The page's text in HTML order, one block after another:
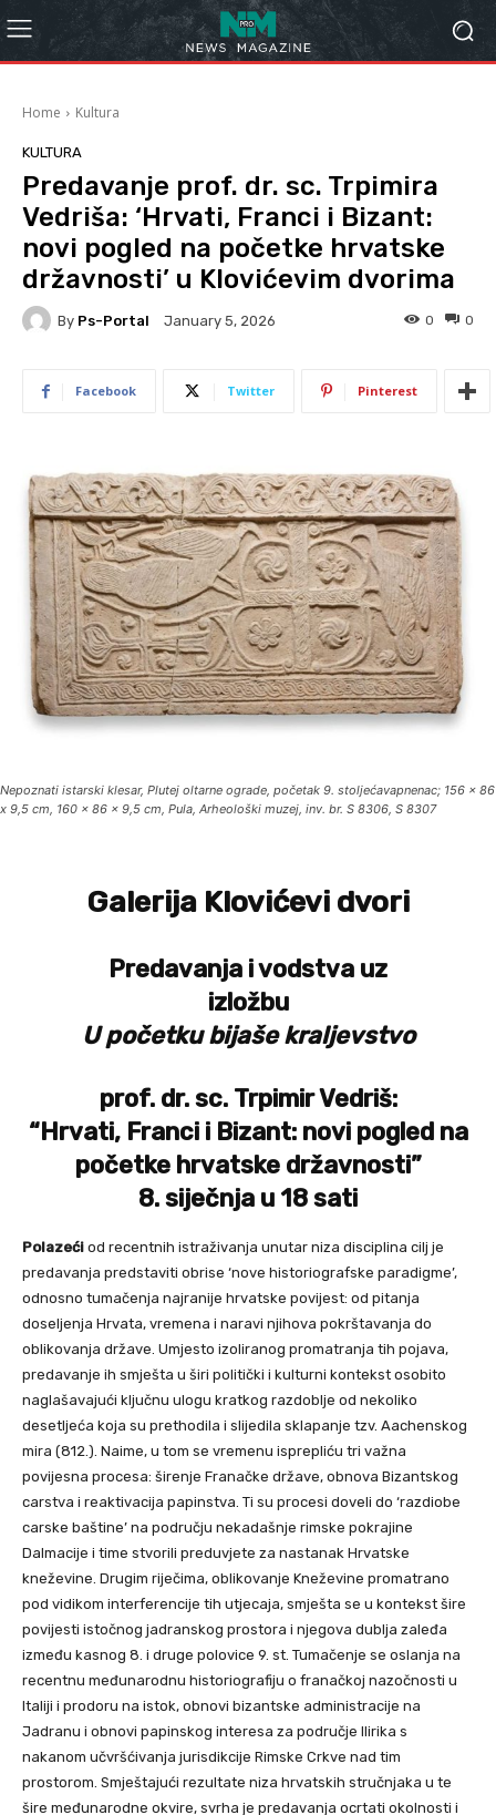
Home Kultura
KULTURA
Predavanje prof. dr. sc. Trpimira
Vedriša: ‘Hrvati, Franci i Bizant:
novi pogled na početke hrvatske
državnosti’ u Klovićevim dvorima
By Ps-Portal January 5, 2026 0
0
Facebook Twitter Pinterest
Nepoznati istarski klesar, Plutej oltarne ograde, početak 9. stoljećavapnenac; 156 x 86
x 9,5 cm, 160 x 86 x 9,5 cm, Pula, Arheološki muzej, inv. br. S 8306, S 8307
Galerija Klovićevi dvori
Predavanja i vodstva uz
izložbu
U početku bijaše kraljevstvo
prof. dr. sc. Trpimir Vedriš:
“Hrvati, Franci i Bizant: novi pogled na
početke hrvatske državnosti”
8. siječnja u 18 sati
Polazeći od recentnih istraživanja unutar niza disciplina cilj je
predavanja predstaviti obrise ‘nove historiografske paradigme’,
odnosno tumačenja najranije hrvatske povijest: od pitanja
doseljenja Hrvata, vremena i naravi njihova pokrštavanja do
oblikovanja države. Umjesto izoliranog promatranja tih pojava,
predavanje ih smješta u širi politički i kulturni kontekst osobito
naglašavajući ključnu ulogu kratkog razdoblje od nekoliko
desetljeća koja su prethodila i slijedila sklapanje tzv. Aachenskog
mira (812.). Naime, u tom se vremenu isprepliću tri važna
povijesna procesa: širenje Franačke države, obnova Bizantskog
carstva i reaktivacija papinstva. Ti su procesi doveli do ‘razdiobe
carske baštine’ na području nekadašnje rimske pokrajine
Dalmacije i time stvorili preduvjete za nastanak Hrvatske
kneževine. Drugim riječima, oblikovanje Kneževine promatrano
pod vidikom interferencije tih utjecaja, smješta se u kontekst šire
povijesti istočnog jadranskog prostora i njegova dublja zaleđa
između kasnog 8. i druge polovice 9. st. Tumačenje se oslanja na
recentnu međunarodnu historiografiju o franačkoj nazočnosti u
Italiji i prodoru na istok, obnovi bizantske administracije na
Jadranu i obnovi papinskog interesa za područje Ilirika s
nakanom učvršćivanja jurisdikcije Rimske Crkve nad tim
prostorom. Smještajući rezultate niza hrvatskih stručnjaka u te
šire međunarodne okvire, svrha je predavanja ocrtati okolnosti i